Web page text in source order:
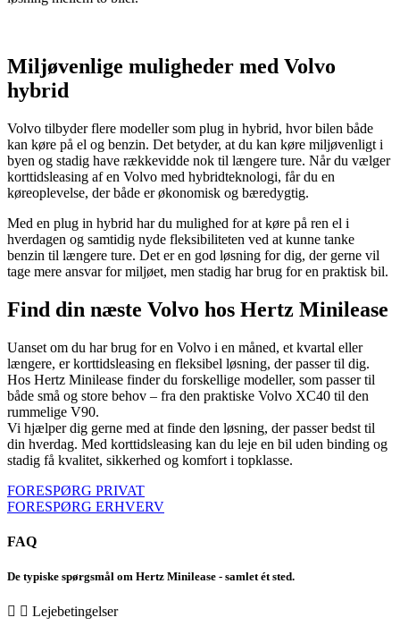
Miljøvenlige muligheder med Volvo
hybrid
Volvo tilbyder flere modeller som plug in hybrid, hvor bilen både
kan køre på el og benzin. Det betyder, at du kan køre miljøvenligt i
byen og stadig have rækkevidde nok til længere ture. Når du vælger
korttidsleasing af en Volvo med hybridteknologi, får du en
køreoplevelse, der både er økonomisk og bæredygtig.
Med en plug in hybrid har du mulighed for at køre på ren el i
hverdagen og samtidig nyde fleksibiliteten ved at kunne tanke
benzin til længere ture. Det er en god løsning for dig, der gerne vil
tage mere ansvar for miljøet, men stadig har brug for en praktisk bil.
Find din næste Volvo hos Hertz Minilease
Uanset om du har brug for en Volvo i en måned, et kvartal eller
længere, er korttidsleasing en fleksibel løsning, der passer til dig.
Hos Hertz Minilease finder du forskellige modeller, som passer til
både små og store behov – fra den praktiske Volvo XC40 til den
rummelige V90.
Vi hjælper dig gerne med at finde den løsning, der passer bedst til
din hverdag. Med korttidsleasing kan du leje en bil uden binding og
stadig få kvalitet, sikkerhed og komfort i topklasse.
FORESPØRG PRIVAT
FORESPØRG ERHVERV
FAQ
De typiske spørgsmål om Hertz Minilease - samlet ét sted.
Lejebetingelser